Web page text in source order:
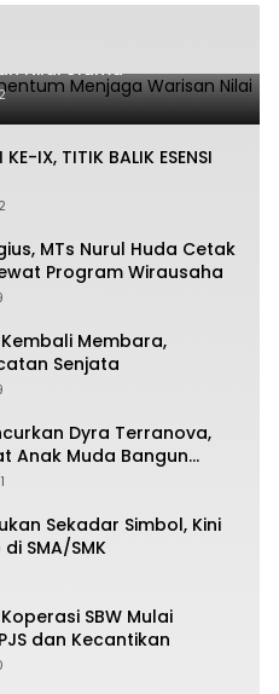
Momentum
Nilai Ulama
KE-IX, TITIK BALIK ESENSI
MTs Nurul Huda Cetak
Program Wirausaha
Membara,
Senjata
Dyra Terranova,
Anak Muda Bangun
Batam
Sekadar Simbol, Kini
SMA/SMK
SBW Mulai
dan Kecantikan